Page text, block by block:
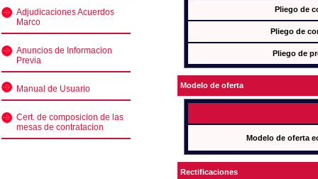
Adjudicaciones Acuerdos
Marco
Anuncios de Informacion
Previa
Manual de Usuario
Cert. de composicion de las
mesas de contratacion
Pliego de
Pliego de
Pliego de
Modelo de oferta
Modelo de oferta
Rectificaciones